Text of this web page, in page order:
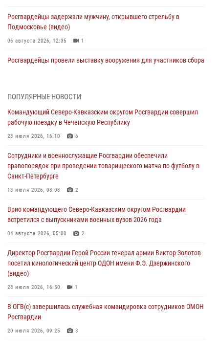
Росгвардейцы задержали мужчину, открывшего стрельбу в
Подмосковье (видео)
06 августа 2026, 12:35 1
Росгвардейцы провели выставку вооружения для участников сбора
второй годовщине вторжения ВСУ на территорию области
06 августа 2026, 11:56
угрожавшего подростку травматическим пистолетом
06 августа 2026, 11:33 1
В Зауралье при содействии СОБР Росгвардии ликвидирована
06 августа 2026, 11:27
В Москве росгвардейцы задержали троих мужчин, устроивших
06 августа 2026, 11:20 1
ПОПУЛЯРНЫЕ НОВОСТИ
Командующий Северо-Кавказским округом Росгвардии совершил
рабочую поездку в Чеченскую Республику
23 июля 2026, 16:10 6
Сотрудники и военнослужащие Росгвардии обеспечили
правопорядок при проведении товарищеского матча по футболу в
Санкт-Петербурге
13 июля 2026, 08:08 2
Врио командующего Северо-Кавказским округом Росгвардии
встретился с выпускниками военных вузов 2026 года
04 августа 2026, 05:00 2
Директор Росгвардии Герой России генерал армии Виктор Золотов
посетил кинологический центр ОДОН имени Ф.Э. Дзержинского
(видео)
28 июля 2026, 16:50 1
В ОГВ(с) завершилась служебная командировка сотрудников ОМОН
Росгвардии
20 июля 2026, 09:25 3